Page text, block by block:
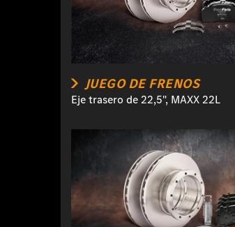
JUEGO DE FRENOS
Eje trasero de 22,5", MAXX 22L